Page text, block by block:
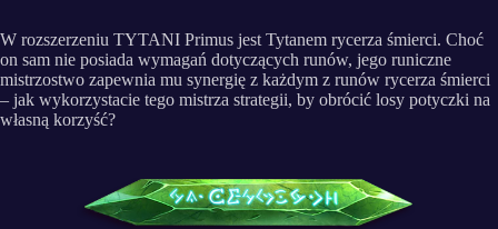
W rozszerzeniu TYTANI Primus jest Tytanem rycerza śmierci. Choć
on sam nie posiada wymagań dotyczących runów, jego runiczne
mistrzostwo zapewnia mu synergię z każdym z runów rycerza śmierci
– jak wykorzystacie tego mistrza strategii, by obrócić losy potyczki na
własną korzyść?